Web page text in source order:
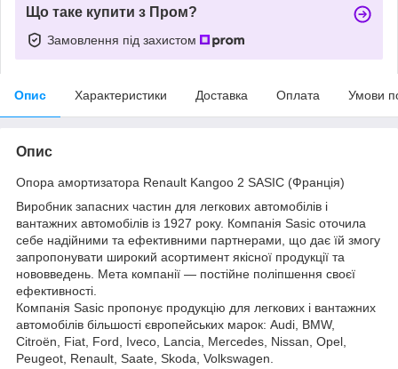
Що таке купити з Пром?
Замовлення під захистом
Опис Характеристики Доставка Оплата Умови
Опис
Опора амортизатора Renault Kangoo 2 SASIC (Франція)
Виробник запасних частин для легкових автомобілів і
вантажних автомобілів із 1927 року. Компанія Sasic оточила
себе надійними та ефективними партнерами, що дає їй змогу
запропонувати широкий асортимент якісної продукції та
нововведень. Мета компанії — постійне поліпшення своєї
ефективності.
Компанія Sasic пропонує продукцію для легкових і вантажних
автомобілів більшості європейських марок: Audi, BMW,
Citroën, Fiat, Ford, Iveco, Lancia, Mercedes, Nissan, Opel,
Peugeot, Renault, Saate, Skoda, Volkswagen.